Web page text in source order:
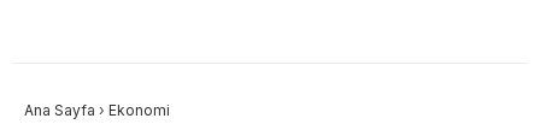
Ana Sayfa › Ekonomi